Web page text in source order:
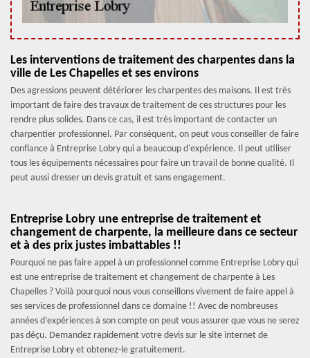
Les interventions de traitement des charpentes dans la
ville de Les Chapelles et ses environs
Des agressions peuvent détériorer les charpentes des maisons. Il est très
important de faire des travaux de traitement de ces structures pour les
rendre plus solides. Dans ce cas, il est très important de contacter un
charpentier professionnel. Par conséquent, on peut vous conseiller de faire
confiance à Entreprise Lobry qui a beaucoup d'expérience. Il peut utiliser
tous les équipements nécessaires pour faire un travail de bonne qualité. Il
peut aussi dresser un devis gratuit et sans engagement.
Entreprise Lobry une entreprise de traitement et
changement de charpente, la meilleure dans ce secteur
et à des prix justes imbattables !!
Pourquoi ne pas faire appel à un professionnel comme Entreprise Lobry qui
est une entreprise de traitement et changement de charpente à Les
Chapelles ? Voilà pourquoi nous vous conseillons vivement de faire appel à
ses services de professionnel dans ce domaine !! Avec de nombreuses
années d’expériences à son compte on peut vous assurer que vous ne serez
pas déçu. Demandez rapidement votre devis sur le site internet de
Entreprise Lobry et obtenez-le gratuitement.